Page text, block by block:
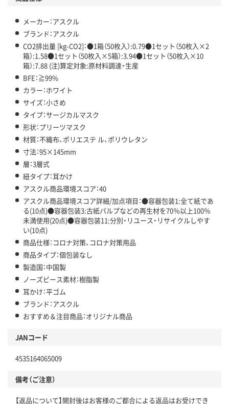
メーカー：アスクル
ブランド：アスクル
CO2排出量 [kg-CO2]：●1箱（50枚入）:0.79●1セット（50枚入×2
箱）:1.58●1セット（50枚入×5箱）:3.94●1セット（50枚入×10
箱）:7.88 (注)算定対象:原材料調達・生産
BFE：≧99%
カラー：ホワイト
サイズ：小さめ
タイプ：サージカルマスク
形状：プリーツマスク
材質：不織布、ポリエステ ル、ポリウレタン
寸法：95×145mm
層：3層式
紐タイプ：耳かけ
アスクル商品環境スコア：40
アスクル商品環境スコア詳細/加点項目：●容器包装1:全て紙であ
る(10点)●容器包装3:古紙パルプなどの再生材を70％以上100％
未満使用(20点)●容器包装11:分別・リユース・リサイクルしやす
い(10点)
商品仕様：コロナ対策、コロナ対策用品
商品タイプ：個包装なし
製造国：中国製
ノーズピース素材：樹脂製
耳かけ：平ゴム
ブランド：アスクル
おすすめ＆注目商品：オリジナル商品
JANコード
4535164065009
備考（ご注意）
【返品について】開封後はお客様のご都合による返品はお受けでき